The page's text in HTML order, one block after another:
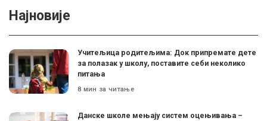
Најновије
Учитељица родитељима: Док припремате дете
за полазак у школу, поставите себи неколико
питања
8 мин за читање
Данске школе мењају систем оцењивања –